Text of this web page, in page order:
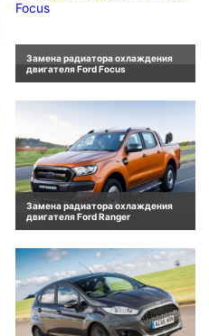
Замена радиатора охлаждения
двигателя Ford Focus
Замена радиатора охлаждения
двигателя Ford Ranger